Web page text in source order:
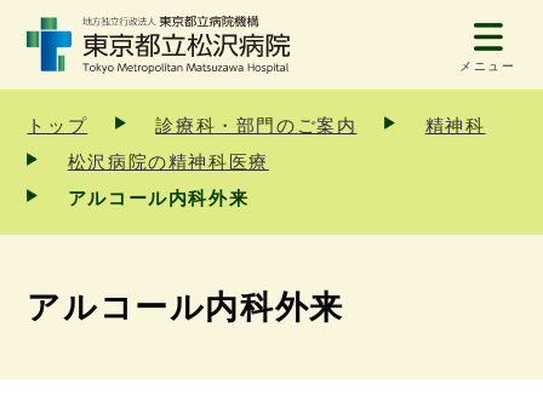
メニュー
トップ 診療科・部門のご案内
精神科
松沢病院の精神科医療
アルコール内科外来
アルコール内科外来